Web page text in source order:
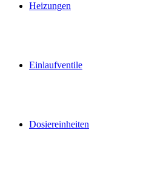
Heizungen
Einlaufventile
Dosiereinheiten